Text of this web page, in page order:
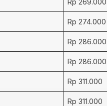
Rp 269.000
Rp 274.000
Rp 286.000
Rp 286.000
Rp 311.000
Rp 311.000